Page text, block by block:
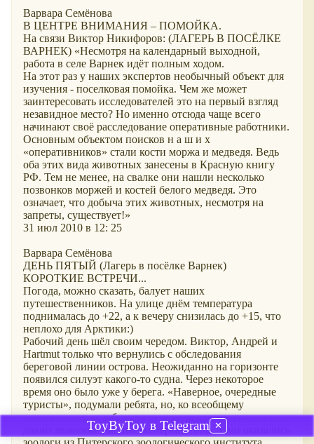
Варвара Семёнова
В ЦЕНТРЕ ВНИМАНИЯ – ПОМОЙКА.
На связи Виктор Никифоров: (ЛАГЕРЬ В ПОСЁЛКЕ
ВАРНЕК) «Несмотря на календарный выходной,
работа в селе Варнек идёт полным ходом.
На этот раз у наших экспертов необычный объект для
изучения - поселковая помойка. Чем же может
заинтересовать исследователей это на первый взгляд
незавидное место? Но именно отсюда чаще всего
начинают своё расследование оперативные работники.
Основным объектом поисков н а ш и х
«оперативников» стали кости моржа и медведя. Ведь
оба этих вида животных занесены в Красную книгу
РФ. Тем не менее, на свалке они нашли несколько
позвонков моржей и костей белого медведя. Это
означает, что добыча этих животных, несмотря на
запреты, существует!»
31 июл 2010 в 12: 25
Варвара Семёнова
ДЕНЬ ПЯТЫЙ (Лагерь в посёлке Варнек)
КОРОТКИЕ ВСТРЕЧИ...
Погода, можно сказать, балует наших
путешественников. На улице днём температура
поднималась до +22, а к вечеру снизилась до +15, что
неплохо для Арктики:)
Рабочий день шёл своим чередом. Виктор, Андрей и
Hartmut только что вернулись с обследования
береговой линии острова. Неожиданно на горизонте
появился силуэт какого-то судна. Через некоторое
время оно было уже у берега. «Наверное, очередные
туристы», подумали ребята, но, ко всеобщему
удивлению, с корабля стали друг за другом спускаться
давно знакомые нашим экспертам лица. Ими оказались
ToyByToy в Telegram ✕